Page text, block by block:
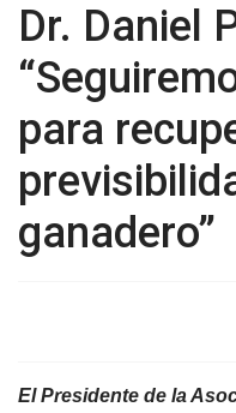
Dr. Daniel
para
ganadero”
El Presidente de la